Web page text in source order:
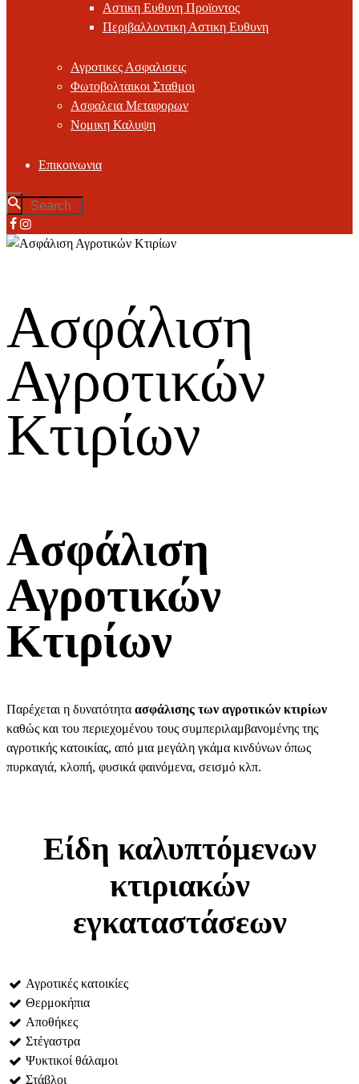
Αστικη Ευθυνη Προϊοντος
Περιβαλλοντικη Αστικη Ευθυνη
Αγροτικες Ασφαλισεις
Φωτοβολταικοι Σταθμοι
Ασφαλεια Μεταφορων
Νομικη Καλυψη
Επικοινωνια
Ασφάλιση
Αγροτικών
Κτιρίων
Ασφάλιση
Αγροτικών
Κτιρίων
Παρέχεται η δυνατότητα ασφάλισης των αγροτικών κτιρίων
καθώς και του περιεχομένου τους συμπεριλαμβανομένης της
αγροτικής κατοικίας, από μια μεγάλη γκάμα κινδύνων όπως
πυρκαγιά, κλοπή, φυσικά φαινόμενα, σεισμό κλπ.
Είδη καλυπτόμενων
κτιριακών
εγκαταστάσεων
Αγροτικές κατοικίες
Θερμοκήπια
Αποθήκες
Στέγαστρα
Ψυκτικοί θάλαμοι
Στάβλοι